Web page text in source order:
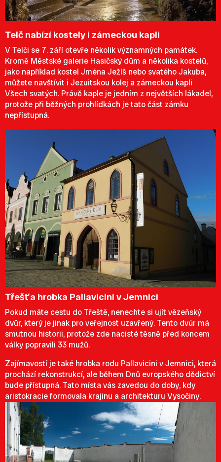
Telč nabízí kostely i zámeckou kapli
V Telči se 7. září otevře několik významných památek.
Kromě Městské galerie Hasičský dům a několika kostelů,
jako například kostel Jména Ježíš nebo svatého Jakuba,
můžete navštívit i Jezuitskou kolej a zámeckou kapli
Všech svatých. Právě kaple je jedním z největších lákadel,
protože při běžných prohlídkách je tato část zámku
nepřístupná.
Třešť a hrobka Pallavicini v Jemnici
Pokud máte cestu do Třeště, nenechte si ujít vězeňský
dvůr, který je jinak pro veřejnost uzavřený. Tento dvůr má
smutnou historii, protože zde nacisté těsně před koncem
války popravili 33 mužů.
Zajímavostí je také hrobka rodu Pallavicini v Jemnici, která
prochází rekonstrukcí, ale během Dnů evropského dědictví
bude přístupná. Tato místa vás zavedou do doby, kdy
aristokracie formovala krajinu a architekturu Vysočiny.